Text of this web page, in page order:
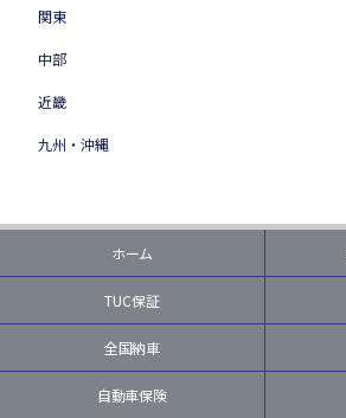
関東
中部
近畿
九州・沖縄
ホーム
TUC保証
全国納車
自動車保険